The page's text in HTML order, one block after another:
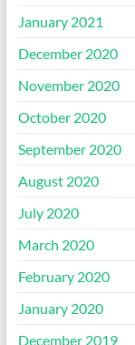
January 2021
December 2020
November 2020
October 2020
September 2020
August 2020
July 2020
March 2020
February 2020
January 2020
December 2019